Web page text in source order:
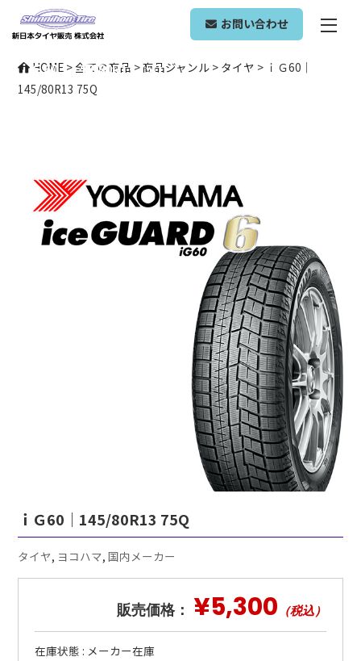
お問い合わせ
ONLINE SHOP
ｉＧ60｜145/80R13 75Q
HOME > 全ての商品 >商品ジャンル > タイヤ > ｉＧ60｜
145/80R13 75Q
ｉＧ60｜145/80R13 75Q
タイヤ, ヨコハマ,国内メーカー
販売価格： ¥5,300 （税込）
在庫状態 : メーカー在庫